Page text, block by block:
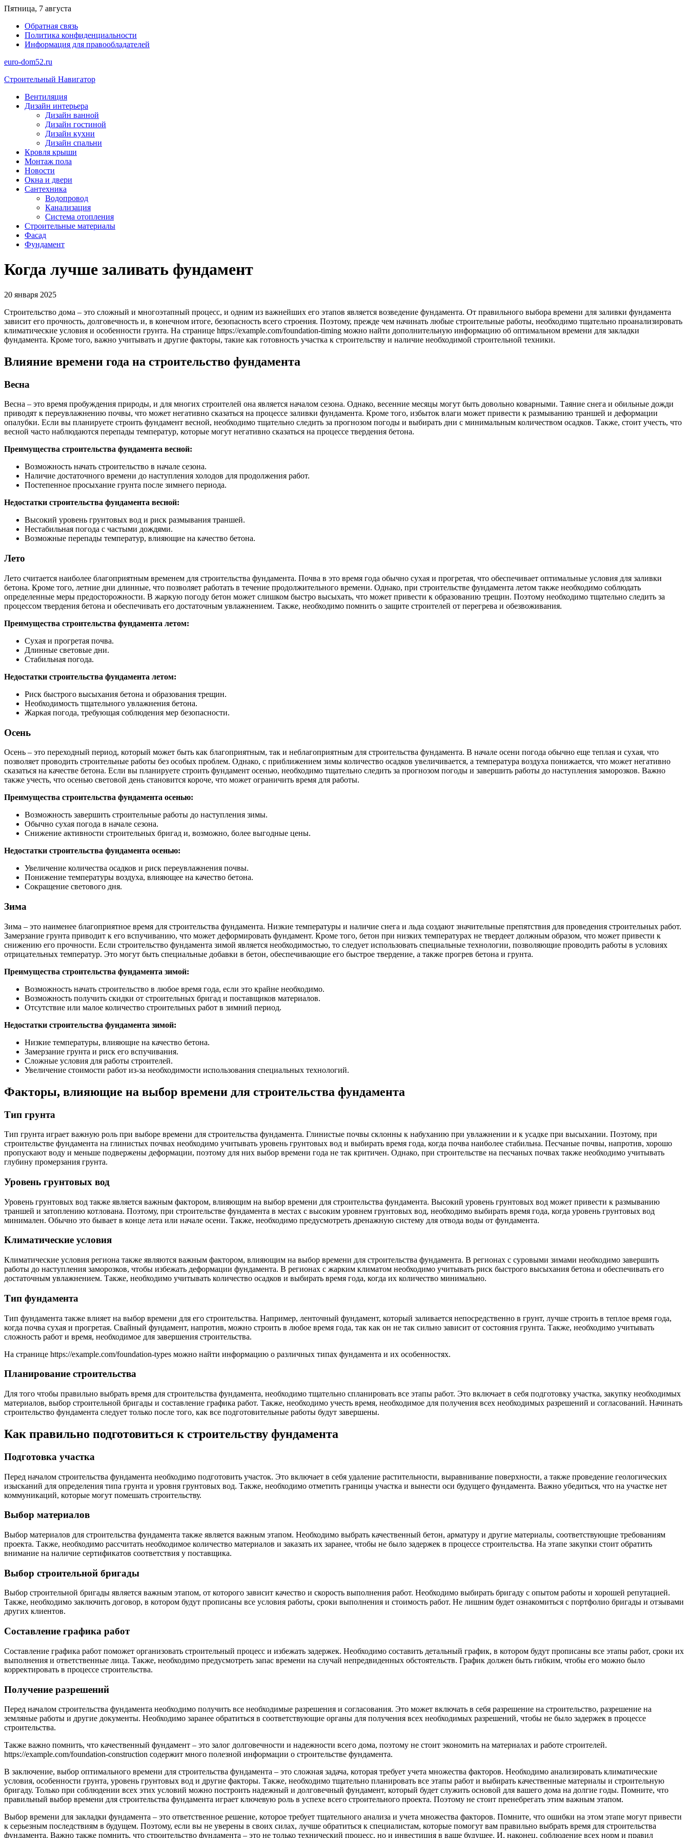
Перейти
содержимому
Пятница, 7 августа
Обратная связь
Политика конфиденциальности
Информация для правообладателей
euro-dom52.ru
Строительный Навигатор
Вентиляция
Дизайн интерьера
Дизайн ванной
Дизайн гостиной
Дизайн кухни
Дизайн спальни
Кровля крыши
Монтаж пола
Новости
Окна и двери
Сантехника
Водопровод
Канализация
Система отопления
Строительные материалы
Фасад
Фундамент
Когда лучше заливать фундамент
20 января 2025
Строительство дома – это сложный и многоэтапный процесс, и одним из важнейших его этапов является возведение фундамента. От правильного выбора времени для заливки фундамента
зависит его прочность, долговечность и, в конечном итоге, безопасность всего строения. Поэтому, прежде чем начинать любые строительные работы, необходимо тщательно проанализировать
климатические условия и особенности грунта. На странице https://example.com/foundation-timing можно найти дополнительную информацию об оптимальном времени для закладки
фундамента. Кроме того, важно учитывать и другие факторы, такие как готовность участка к строительству и наличие необходимой строительной техники.
Влияние времени года на строительство фундамента
Весна
Весна – это время пробуждения природы, и для многих строителей она является началом сезона. Однако, весенние месяцы могут быть довольно коварными. Таяние снега и обильные дожди
приводят к переувлажнению почвы, что может негативно сказаться на процессе заливки фундамента. Кроме того, избыток влаги может привести к размыванию траншей и деформации
опалубки. Если вы планируете строить фундамент весной, необходимо тщательно следить за прогнозом погоды и выбирать дни с минимальным количеством осадков. Также, стоит учесть, что
весной часто наблюдаются перепады температур, которые могут негативно сказаться на процессе твердения бетона.
Преимущества строительства фундамента весной:
Возможность начать строительство в начале сезона.
Наличие достаточного времени до наступления холодов для продолжения работ.
Постепенное просыхание грунта после зимнего периода.
Недостатки строительства фундамента весной:
Высокий уровень грунтовых вод и риск размывания траншей.
Нестабильная погода с частыми дождями.
Возможные перепады температур, влияющие на качество бетона.
Лето
Лето считается наиболее благоприятным временем для строительства фундамента. Почва в это время года обычно сухая и прогретая, что обеспечивает оптимальные условия для заливки
бетона. Кроме того, летние дни длинные, что позволяет работать в течение продолжительного времени. Однако, при строительстве фундамента летом также необходимо соблюдать
определенные меры предосторожности. В жаркую погоду бетон может слишком быстро высыхать, что может привести к образованию трещин. Поэтому необходимо тщательно следить за
процессом твердения бетона и обеспечивать его достаточным увлажнением. Также, необходимо помнить о защите строителей от перегрева и обезвоживания.
Преимущества строительства фундамента летом:
Сухая и прогретая почва.
Длинные световые дни.
Стабильная погода.
Недостатки строительства фундамента летом:
Риск быстрого высыхания бетона и образования трещин.
Необходимость тщательного увлажнения бетона.
Жаркая погода, требующая соблюдения мер безопасности.
Осень
Осень – это переходный период, который может быть как благоприятным, так и неблагоприятным для строительства фундамента. В начале осени погода обычно еще теплая и сухая, что
позволяет проводить строительные работы без особых проблем. Однако, с приближением зимы количество осадков увеличивается, а температура воздуха понижается, что может негативно
сказаться на качестве бетона. Если вы планируете строить фундамент осенью, необходимо тщательно следить за прогнозом погоды и завершить работы до наступления заморозков. Важно
также учесть, что осенью световой день становится короче, что может ограничить время для работы.
Преимущества строительства фундамента осенью:
Возможность завершить строительные работы до наступления зимы.
Обычно сухая погода в начале сезона.
Снижение активности строительных бригад и, возможно, более выгодные цены.
Недостатки строительства фундамента осенью:
Увеличение количества осадков и риск переувлажнения почвы.
Понижение температуры воздуха, влияющее на качество бетона.
Сокращение светового дня.
Зима
Зима – это наименее благоприятное время для строительства фундамента. Низкие температуры и наличие снега и льда создают значительные препятствия для проведения строительных работ.
Замерзание грунта приводит к его вспучиванию, что может деформировать фундамент. Кроме того, бетон при низких температурах не твердеет должным образом, что может привести к
снижению его прочности. Если строительство фундамента зимой является необходимостью, то следует использовать специальные технологии, позволяющие проводить работы в условиях
отрицательных температур. Это могут быть специальные добавки в бетон, обеспечивающие его быстрое твердение, а также прогрев бетона и грунта.
Преимущества строительства фундамента зимой:
Возможность начать строительство в любое время года, если это крайне необходимо.
Возможность получить скидки от строительных бригад и поставщиков материалов.
Отсутствие или малое количество строительных работ в зимний период.
Недостатки строительства фундамента зимой:
Низкие температуры, влияющие на качество бетона.
Замерзание грунта и риск его вспучивания.
Сложные условия для работы строителей.
Увеличение стоимости работ из-за необходимости использования специальных технологий.
Факторы, влияющие на выбор времени для строительства фундамента
Тип грунта
Тип грунта играет важную роль при выборе времени для строительства фундамента. Глинистые почвы склонны к набуханию при увлажнении и к усадке при высыхании. Поэтому, при
строительстве фундамента на глинистых почвах необходимо учитывать уровень грунтовых вод и выбирать время года, когда почва наиболее стабильна. Песчаные почвы, напротив, хорошо
пропускают воду и меньше подвержены деформации, поэтому для них выбор времени года не так критичен. Однако, при строительстве на песчаных почвах также необходимо учитывать
глубину промерзания грунта.
Уровень грунтовых вод
Уровень грунтовых вод также является важным фактором, влияющим на выбор времени для строительства фундамента. Высокий уровень грунтовых вод может привести к размыванию
траншей и затоплению котлована. Поэтому, при строительстве фундамента в местах с высоким уровнем грунтовых вод, необходимо выбирать время года, когда уровень грунтовых вод
минимален. Обычно это бывает в конце лета или начале осени. Также, необходимо предусмотреть дренажную систему для отвода воды от фундамента.
Климатические условия
Климатические условия региона также являются важным фактором, влияющим на выбор времени для строительства фундамента. В регионах с суровыми зимами необходимо завершить
работы до наступления заморозков, чтобы избежать деформации фундамента. В регионах с жарким климатом необходимо учитывать риск быстрого высыхания бетона и обеспечивать его
достаточным увлажнением. Также, необходимо учитывать количество осадков и выбирать время года, когда их количество минимально.
Тип фундамента
Тип фундамента также влияет на выбор времени для его строительства. Например, ленточный фундамент, который заливается непосредственно в грунт, лучше строить в теплое время года,
когда почва сухая и прогретая. Свайный фундамент, напротив, можно строить в любое время года, так как он не так сильно зависит от состояния грунта. Также, необходимо учитывать
сложность работ и время, необходимое для завершения строительства.
На странице https://example.com/foundation-types можно найти информацию о различных типах фундамента и их особенностях.
Планирование строительства
Для того чтобы правильно выбрать время для строительства фундамента, необходимо тщательно спланировать все этапы работ. Это включает в себя подготовку участка, закупку необходимых
материалов, выбор строительной бригады и составление графика работ. Также, необходимо учесть время, необходимое для получения всех необходимых разрешений и согласований. Начинать
строительство фундамента следует только после того, как все подготовительные работы будут завершены.
Как правильно подготовиться к строительству фундамента
Подготовка участка
Перед началом строительства фундамента необходимо подготовить участок. Это включает в себя удаление растительности, выравнивание поверхности, а также проведение геологических
изысканий для определения типа грунта и уровня грунтовых вод. Также, необходимо отметить границы участка и вынести оси будущего фундамента. Важно убедиться, что на участке нет
коммуникаций, которые могут помешать строительству.
Выбор материалов
Выбор материалов для строительства фундамента также является важным этапом. Необходимо выбрать качественный бетон, арматуру и другие материалы, соответствующие требованиям
проекта. Также, необходимо рассчитать необходимое количество материалов и заказать их заранее, чтобы не было задержек в процессе строительства. На этапе закупки стоит обратить
внимание на наличие сертификатов соответствия у поставщика.
Выбор строительной бригады
Выбор строительной бригады является важным этапом, от которого зависит качество и скорость выполнения работ. Необходимо выбирать бригаду с опытом работы и хорошей репутацией.
Также, необходимо заключить договор, в котором будут прописаны все условия работы, сроки выполнения и стоимость работ. Не лишним будет ознакомиться с портфолио бригады и отзывами
других клиентов.
Составление графика работ
Составление графика работ поможет организовать строительный процесс и избежать задержек. Необходимо составить детальный график, в котором будут прописаны все этапы работ, сроки их
выполнения и ответственные лица. Также, необходимо предусмотреть запас времени на случай непредвиденных обстоятельств. График должен быть гибким, чтобы его можно было
корректировать в процессе строительства.
Получение разрешений
Перед началом строительства фундамента необходимо получить все необходимые разрешения и согласования. Это может включать в себя разрешение на строительство, разрешение на
земляные работы и другие документы. Необходимо заранее обратиться в соответствующие органы для получения всех необходимых разрешений, чтобы не было задержек в процессе
строительства.
Также важно помнить, что качественный фундамент – это залог долговечности и надежности всего дома, поэтому не стоит экономить на материалах и работе строителей.
https://example.com/foundation-construction содержит много полезной информации о строительстве фундамента.
В заключение, выбор оптимального времени для строительства фундамента – это сложная задача, которая требует учета множества факторов. Необходимо анализировать климатические
условия, особенности грунта, уровень грунтовых вод и другие факторы. Также, необходимо тщательно планировать все этапы работ и выбирать качественные материалы и строительную
бригаду. Только при соблюдении всех этих условий можно построить надежный и долговечный фундамент, который будет служить основой для вашего дома на долгие годы. Помните, что
правильный выбор времени для строительства фундамента играет ключевую роль в успехе всего строительного проекта. Поэтому не стоит пренебрегать этим важным этапом.
Выбор времени для закладки фундамента – это ответственное решение, которое требует тщательного анализа и учета множества факторов. Помните, что ошибки на этом этапе могут привести
к серьезным последствиям в будущем. Поэтому, если вы не уверены в своих силах, лучше обратиться к специалистам, которые помогут вам правильно выбрать время для строительства
фундамента. Важно также помнить, что строительство фундамента – это не только технический процесс, но и инвестиция в ваше будущее. И, наконец, соблюдение всех норм и правил